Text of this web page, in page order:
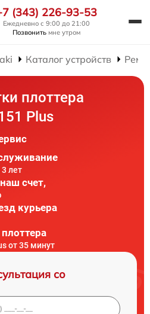
(343) 226-93-53
Ежедневно с 9:00 до 21:00
Позвонить мне утром
Каталог устройств
плоттера
Plus
лет
счет,
курьера
от 35 минут
со